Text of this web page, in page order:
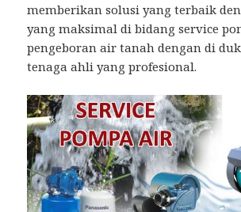
memberikan solusi yang terbaik
yang maksimal di bidang service
pengeboran air tanah dengan di
tenaga ahli yang profesional.